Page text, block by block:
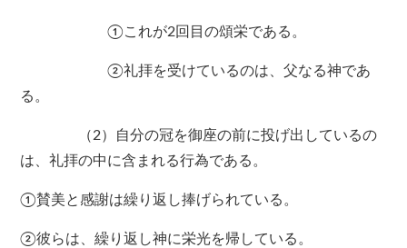
①これが2回目の頌栄である。
②礼拝を受けているのは、父なる神であ
る。
（2）自分の冠を御座の前に投げ出しているの
は、礼拝の中に含まれる行為である。
①賛美と感謝は繰り返し捧げられている。
②彼らは、繰り返し神に栄光を帰している。